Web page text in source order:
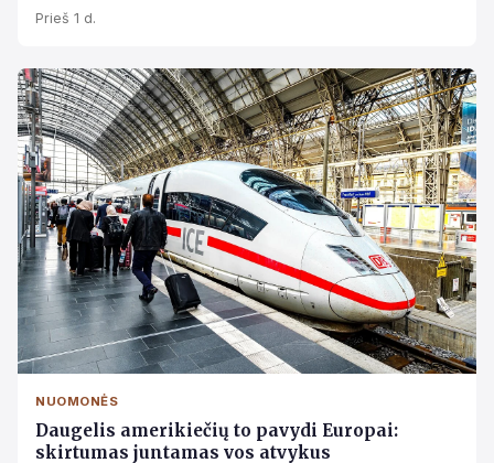
Prieš 1 d.
NUOMONĖS
Daugelis amerikiečių to pavydi Europai:
skirtumas juntamas vos atvykus